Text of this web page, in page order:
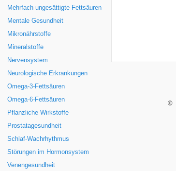
Mehrfach ungesättigte Fettsäuren
Mentale Gesundheit
Mikronährstoffe
Mineralstoffe
Nervensystem
Neurologische Erkrankungen
Omega-3-Fettsäuren
Omega-6-Fettsäuren
Pflanzliche Wirkstoffe
Prostatagesundheit
Schlaf-Wachrhythmus
Störungen im Hormonsystem
Venengesundheit
©